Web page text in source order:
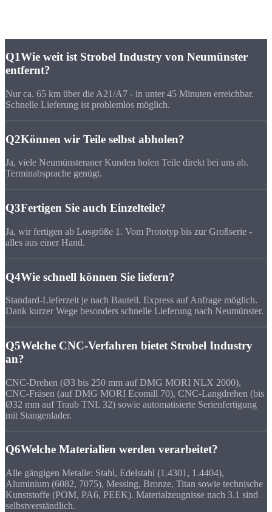
Q1Wie weit ist Strobel Industry von Neumünster
entfernt?
Nur ca. 65 km über die A21/A7 - in unter 45 Minuten erreichbar.
Schnelle Lieferung ist problemlos möglich.
Q2Können wir Teile selbst abholen?
Ja, viele Neumünsteraner Kunden holen Teile direkt bei uns ab.
Terminabsprache genügt.
Q3Fertigen Sie auch Einzelteile?
Ja, wir fertigen ab Losgröße 1. Vom Prototyp bis zur Großserie -
alles aus einer Hand.
Q4Wie schnell können Sie liefern?
Standard-Lieferzeit je nach Bauteil. Express auf Anfrage möglich.
Dank kurzer Wege besonders schnelle Lieferung nach Neumünster.
Q5Welche CNC-Verfahren bietet Strobel Industry
an?
CNC-Drehen (Ø3 bis 250 mm auf DMG MORI NLX 2000),
CNC-Fräsen (auf DMG MORI Ecomill 70), CNC-Langdrehen (bis
Ø32 mm auf Traub TNL 32) sowie automatisierte Serienfertigung
mit Stangenlader.
Q6Welche Materialien werden verarbeitet?
Alle gängigen Metalle: Stahl, Edelstahl (1.4301, 1.4404),
Aluminium (6082, 7075), Messing, Bronze, Titan sowie technische
Kunststoffe (POM, PA6, PEEK). Materialzeugnisse nach 3.1 sind
selbstverständlich.